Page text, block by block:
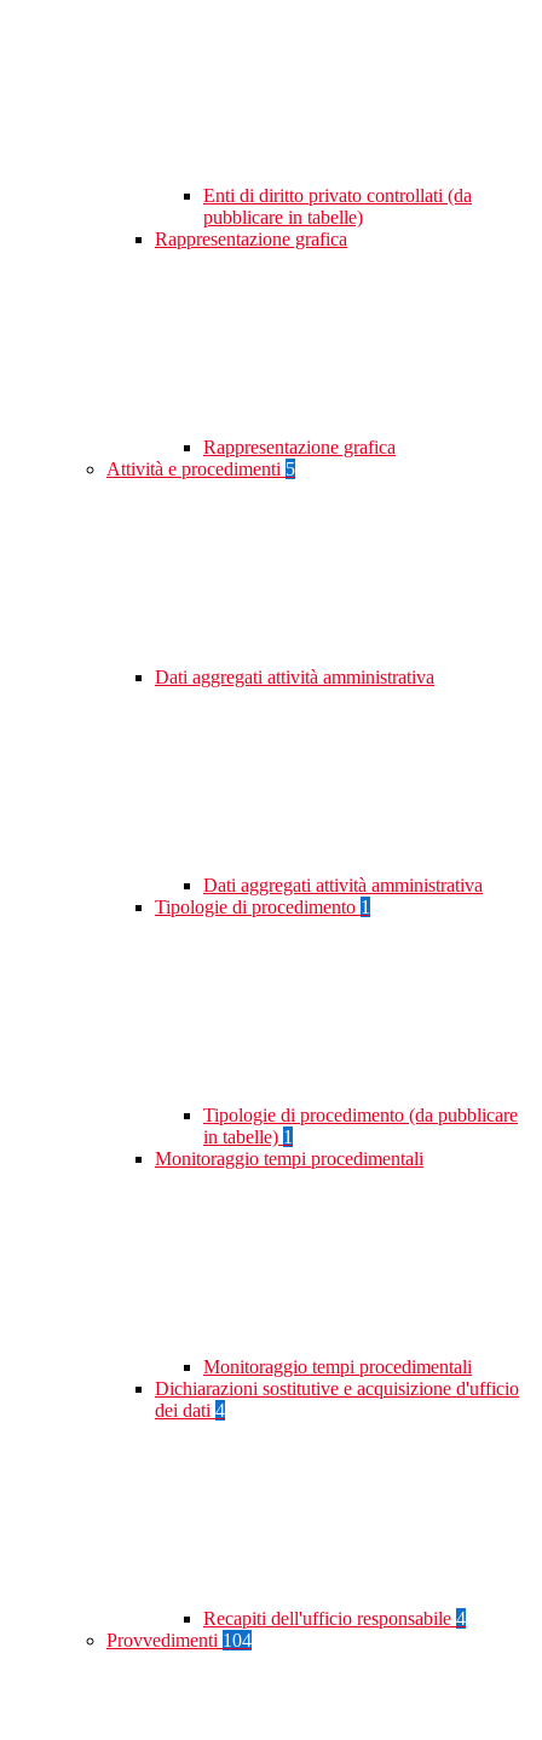
Enti di diritto privato controllati (da
pubblicare in tabelle)
Rappresentazione grafica
Rappresentazione grafica
Attività e procedimenti 5
Dati aggregati attività amministrativa
Dati aggregati attività amministrativa
Tipologie di procedimento 1
Tipologie di procedimento (da pubblicare
in tabelle) 1
Monitoraggio tempi procedimentali
Monitoraggio tempi procedimentali
Dichiarazioni sostitutive e acquisizione d'ufficio
dei dati 4
Recapiti dell'ufficio responsabile 4
Provvedimenti 104